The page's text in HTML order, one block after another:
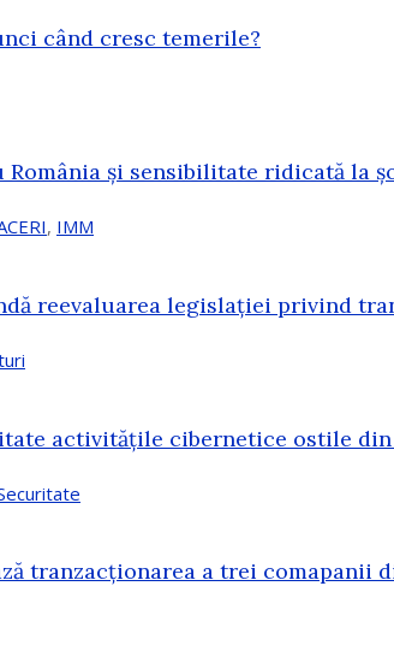
când cresc temerile?
România și sensibilitate ridicată la
, IMM
reevaluarea legislației privind
activitățile cibernetice ostile
tranzacționarea a trei comapanii